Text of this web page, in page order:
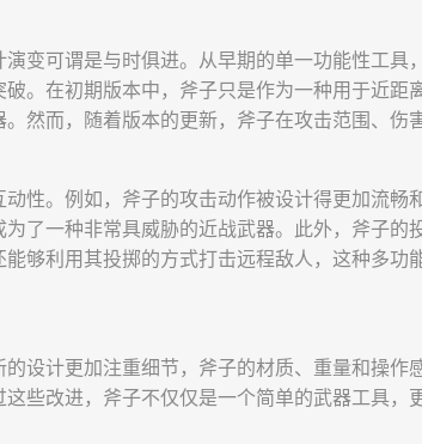
变可谓是与时俱进。从早期的单一功能性工具
。在初期版本中，斧子只是作为一种用于近距
然而，随着版本的更新，斧子在攻击范围、伤
性。例如，斧子的攻击动作被设计得更加流畅
了一种非常具威胁的近战武器。此外，斧子的
够利用其投掷的方式打击远程敌人，这种多功
设计更加注重细节，斧子的材质、重量和操作
些改进，斧子不仅仅是一个简单的武器工具，